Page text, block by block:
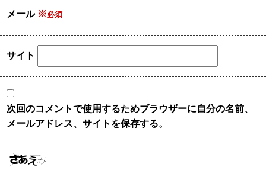
メール ※
サイト
次回のコメントで使用するためブラウザーに自分の名前、
メールアドレス、サイトを保存する。